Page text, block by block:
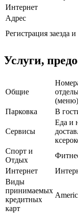
Интернет
Адрес
Регистрация заезда
Услуги,
Общие
Парковка
В
Сервисы
Еда и
Спорт и
Отдых
Интернет
Виды
принимаемых
кредитных
карт